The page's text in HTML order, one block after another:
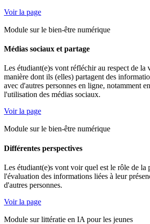
Voir la page
Module sur le bien-être numérique
Médias sociaux et partage
Les étudiant(e)s vont réfléchir au respect de la
manière dont ils (elles) partagent des
avec d'autres personnes en ligne, notamment
l'utilisation des médias sociaux.
Voir la page
Module sur le bien-être numérique
Différentes perspectives
Les étudiant(e)s vont voir quel est le rôle de la
l'évaluation des informations liées à leur
d'autres personnes.
Voir la page
Module sur littératie en IA pour les jeunes